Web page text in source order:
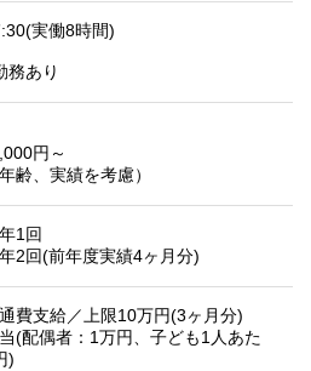
実働8時間)
務あり
円～
齢、実績を考慮）
1回
2回(前年度実績4ヶ月分)
費支給／上限10万円(3ヶ月分)
(配偶者：1万円、子ども1人あた
)